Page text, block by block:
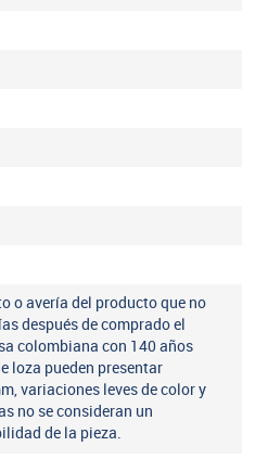
o avería del producto que no
después de comprado el
colombiana con 140 años
loza pueden presentar
variaciones leves de color y
no se consideran un
de la pieza.